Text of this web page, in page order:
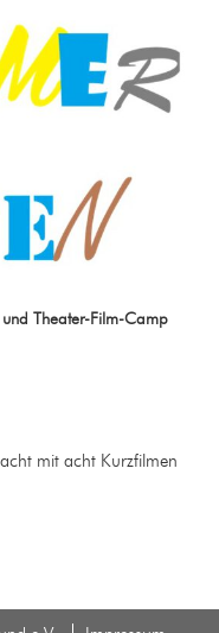
Theater-Film-Camp
mit acht Kurzfilmen